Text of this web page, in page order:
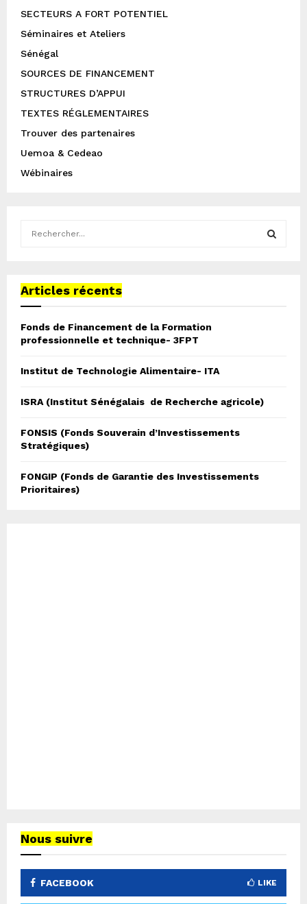
SECTEURS A FORT POTENTIEL
Séminaires et Ateliers
Sénégal
SOURCES DE FINANCEMENT
STRUCTURES D’APPUI
TEXTES RÉGLEMENTAIRES
Trouver des partenaires
Uemoa & Cedeao
Wébinaires
c
h
o
r
Articles récents
Fonds de Financement de la Formation
professionnelle et technique- 3FPT
Institut de Technologie Alimentaire- ITA
ISRA (Institut Sénégalais de Recherche agricole)
FONSIS (Fonds Souverain d’Investissements
Stratégiques)
FONGIP (Fonds de Garantie des Investissements
Prioritaires)
Nous suivre
FACEBOOK LIKE